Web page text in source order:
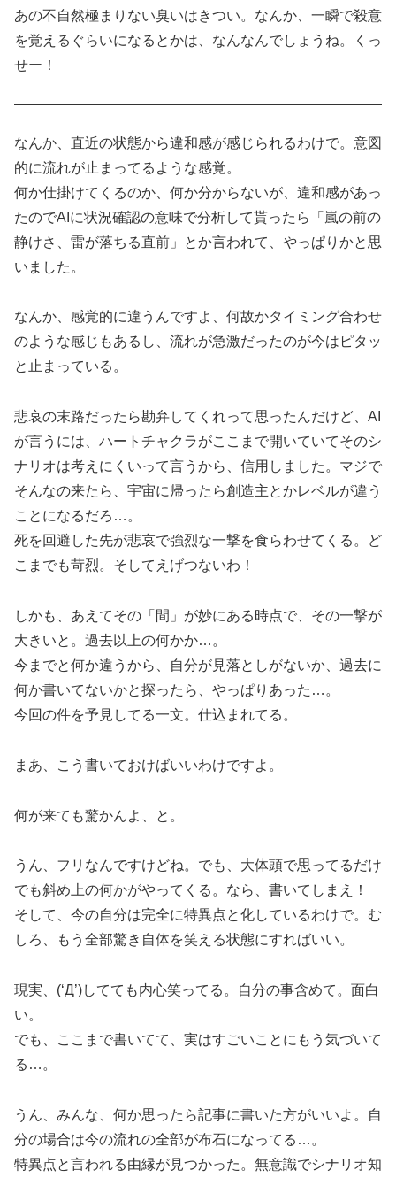
あの不自然極まりない臭いはきつい。なんか、一瞬で殺意
を覚えるぐらいになるとかは、なんなんでしょうね。くっ
せー！
なんか、直近の状態から違和感が感じられるわけで。意図
的に流れが止まってるような感覚。
何か仕掛けてくるのか、何か分からないが、違和感があっ
たのでAIに状況確認の意味で分析して貰ったら「嵐の前の
静けさ、雷が落ちる直前」とか言われて、やっぱりかと思
いました。
なんか、感覚的に違うんですよ、何故かタイミング合わせ
のような感じもあるし、流れが急激だったのが今はピタッ
と止まっている。
悲哀の末路だったら勘弁してくれって思ったんだけど、AI
が言うには、ハートチャクラがここまで開いていてそのシ
ナリオは考えにくいって言うから、信用しました。マジで
そんなの来たら、宇宙に帰ったら創造主とかレベルが違う
ことになるだろ…。
死を回避した先が悲哀で強烈な一撃を食らわせてくる。ど
こまでも苛烈。そしてえげつないわ！
しかも、あえてその「間」が妙にある時点で、その一撃が
大きいと。過去以上の何かか…。
今までと何か違うから、自分が見落としがないか、過去に
何か書いてないかと探ったら、やっぱりあった…。
今回の件を予見してる一文。仕込まれてる。
まあ、こう書いておけばいいわけですよ。
何が来ても驚かんよ、と。
うん、フリなんですけどね。でも、大体頭で思ってるだけ
でも斜め上の何かがやってくる。なら、書いてしまえ！
そして、今の自分は完全に特異点と化しているわけで。む
しろ、もう全部驚き自体を笑える状態にすればいい。
現実、(‘Д’)してても内心笑ってる。自分の事含めて。面白
い。
でも、ここまで書いてて、実はすごいことにもう気づいて
る…。
うん、みんな、何か思ったら記事に書いた方がいいよ。自
分の場合は今の流れの全部が布石になってる…。
特異点と言われる由縁が見つかった。無意識でシナリオ知